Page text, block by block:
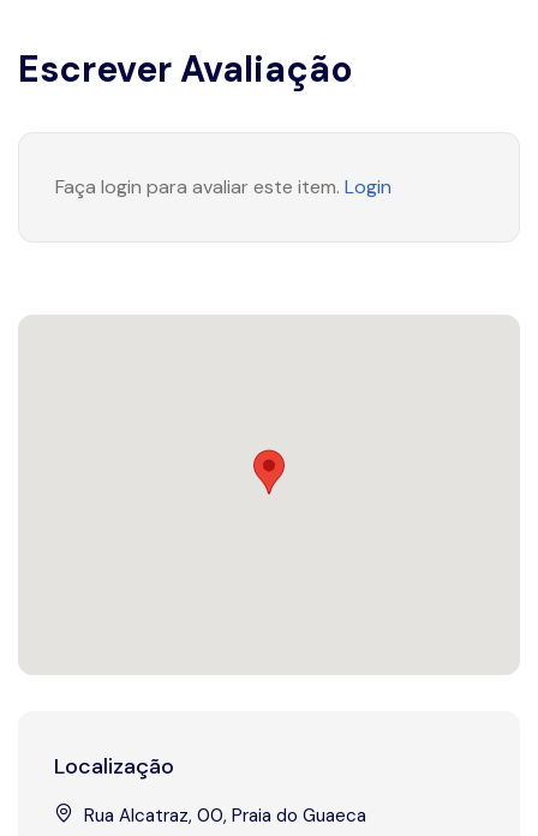
Escrever Avaliação
Faça login para avaliar este item. Login
Localização
Rua Alcatraz, 00, Praia do Guaeca